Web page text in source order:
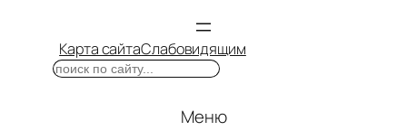
Карта сайтаСлабовидящим
Поиск
Меню